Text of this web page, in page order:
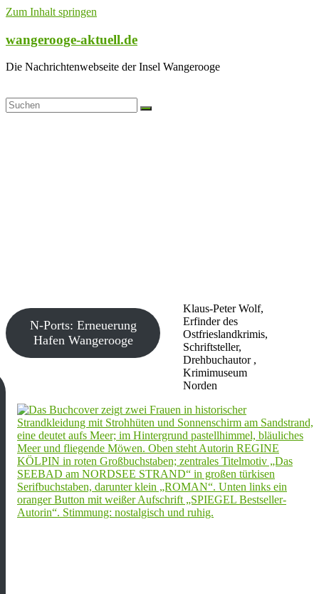
Zum Inhalt springen
wangerooge-aktuell.de
Die Nachrichtenwebseite der Insel Wangerooge
Klaus-Peter Wolf,
Erfinder des
Ostfrieslandkrimis,
Schriftsteller,
Drehbuchautor ,
Krimimuseum
Norden
N-Ports: Erneuerung
Hafen Wangerooge